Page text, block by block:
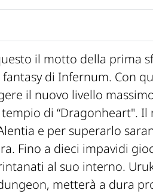
il motto della prima
fantasy di Infernum. Con
il nuovo livello
di “Dragonheart". Il
e per superarlo
Fino a dieci impavidi
al suo interno.
metterà a dura